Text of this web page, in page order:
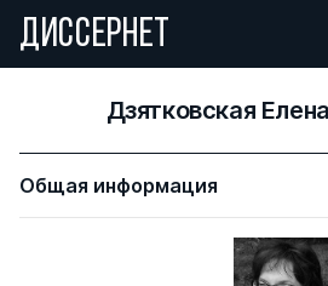
ДИССЕРНЕТ
Дзятковская
Общая информация